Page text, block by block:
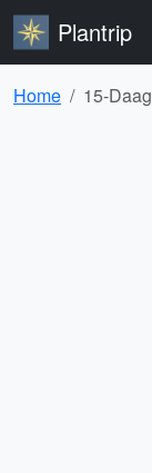
Plantrip
Home 15-